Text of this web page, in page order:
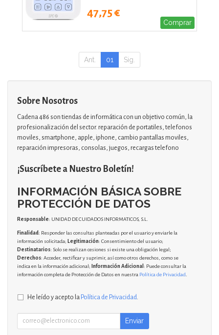
47,75 €
Comprar
Ant. 01 Sig.
Sobre Nosotros
Cadena 486 son tiendas de informática con un objetivo común, la
profesionalización del sector. reparación de portatiles, telefonos
moviles, smartphone, apple, iphone, cambio pantallas moviles,
reparación impresoras, consolas, juegos, recargas telefono
¡Suscríbete a Nuestro Boletín!
INFORMACIÓN BÁSICA SOBRE
PROTECCIÓN DE DATOS
Responsable: UNIDAD DE CUIDADOS INFORMATICOS, S.L.
Finalidad: Responder las consultas planteadas por el usuario y enviarle la
información solicitada; Legitimación: Consentimiento del usuario;
Destinatarios: Solo se realizan cesiones si existe una obligación legal;
Derechos: Acceder, rectificar y suprimir, así como otros derechos, como se
indica en la información adicional; Información Adicional : Puede consultar la
información completa de Protección de Datos en nuestra Política de Privacidad.
He leído y acepto la Política de Privacidad.
Enviar